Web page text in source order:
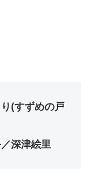
(すずめの戸
深津絵里